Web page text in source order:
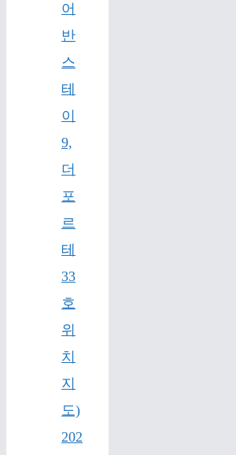
어
반
스
테
이
9,
더
포
르
테
33
호
위
치
지
도)
202